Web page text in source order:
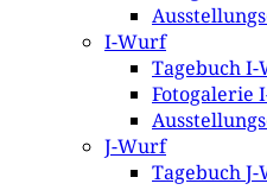
I-Wurf
Tagebuch
Fotogalerie
J-Wurf
Tagebuch